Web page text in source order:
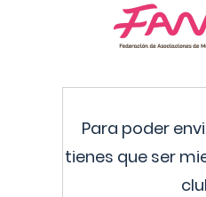
Para poder
tienes que ser